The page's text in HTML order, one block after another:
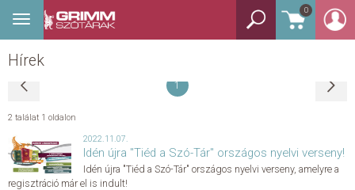
0
Toggle
navigation
Hírek
1
2 találat 1 oldalon
2022.11.07.
Idén újra "Tiéd a Szó-Tár" országos nyelvi verseny!
Idén újra "Tiéd a Szó-Tár" országos nyelvi verseny, amelyre a
regisztráció már el is indult!
BEJELENTKEZÉS
TANULÓSZÓTÁR
KÉPES SZÓTÁR
KÉZISZÓTÁR